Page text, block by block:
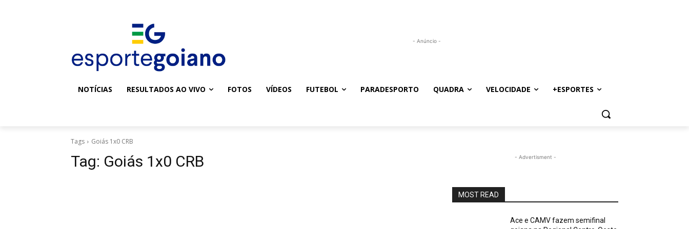
- Anúncio -
NOTÍCIAS RESULTADOS AO VIVO FOTOS VÍDEOS FUTEBOL PARADESPORTO QUADRA VELOCIDADE +ESPORTES
Tags Goiás 1x0 CRB
Tag: Goiás 1x0 CRB - Advertisment -
MOST READ
Ace e CAMV fazem semifinal